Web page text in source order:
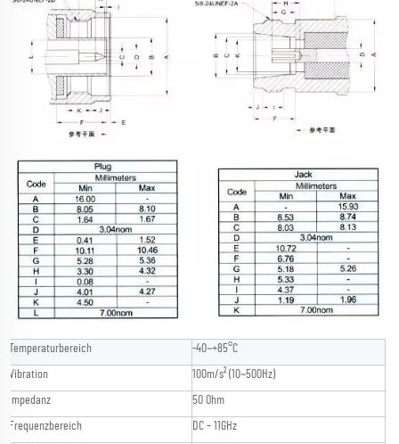
Temperaturbereich -40~+85°C
Vibration 100m/s² (10~500Hz)
Impedanz 50 Ohm
Frequenzbereich DC – 11GHz